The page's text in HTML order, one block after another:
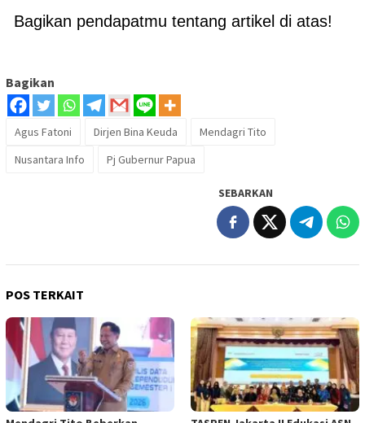
Bagikan pendapatmu tentang artikel di atas!
Bagikan
Agus Fatoni Dirjen Bina Keuda
Mendagri Tito
Nusantara Info
Pj Gubernur Papua
SEBARKAN
POS TERKAIT